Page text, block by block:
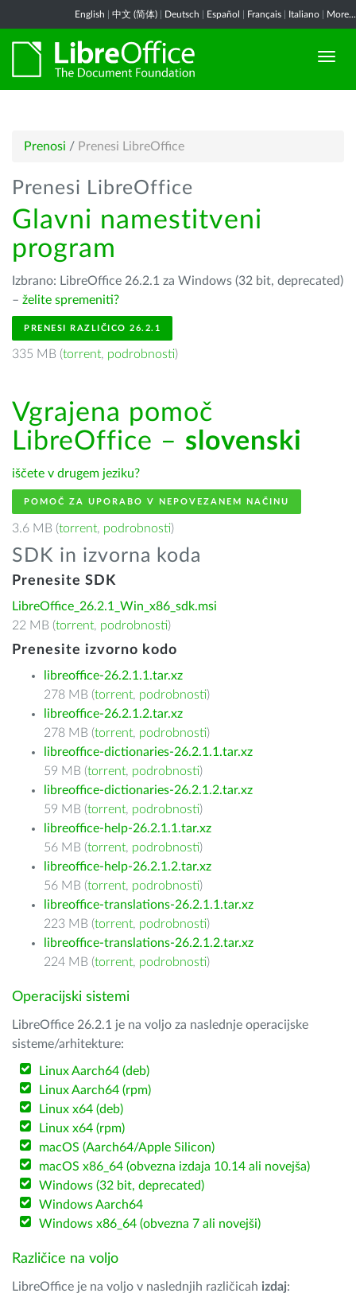
English 中文 (简体) Deutsch Español Français Italiano More...
Prenosi / Prenesi LibreOffice
Prenesi LibreOffice
Glavni namestitveni
program
Izbrano: LibreOffice 26.2.1 za Windows (32 bit, deprecated)
– želite spremeniti?
PRENESI RAZLIČICO 26.2.1
335 MB (torrent, podrobnosti)
Vgrajena pomoč
LibreOffice – slovenski
iščete v drugem jeziku?
POMOČ ZA UPORABO V NEPOVEZANEM NAČINU
3.6 MB (torrent, podrobnosti)
SDK in izvorna koda
Prenesite SDK
LibreOffice_26.2.1_Win_x86_sdk.msi
22 MB (torrent, podrobnosti)
Prenesite izvorno kodo
libreoffice-26.2.1.1.tar.xz
278 MB (torrent, podrobnosti)
libreoffice-26.2.1.2.tar.xz
278 MB (torrent, podrobnosti)
libreoffice-dictionaries-26.2.1.1.tar.xz
59 MB (torrent, podrobnosti)
libreoffice-dictionaries-26.2.1.2.tar.xz
59 MB (torrent, podrobnosti)
libreoffice-help-26.2.1.1.tar.xz
56 MB (torrent, podrobnosti)
libreoffice-help-26.2.1.2.tar.xz
56 MB (torrent, podrobnosti)
libreoffice-translations-26.2.1.1.tar.xz
223 MB (torrent, podrobnosti)
libreoffice-translations-26.2.1.2.tar.xz
224 MB (torrent, podrobnosti)
Operacijski sistemi
LibreOffice 26.2.1 je na voljo za naslednje operacijske
sisteme/arhitekture:
Linux Aarch64 (deb)
Linux Aarch64 (rpm)
Linux x64 (deb)
Linux x64 (rpm)
macOS (Aarch64/Apple Silicon)
macOS x86_64 (obvezna izdaja 10.14 ali novejša)
Windows (32 bit, deprecated)
Windows Aarch64
Windows x86_64 (obvezna 7 ali novejši)
Različice na voljo
LibreOffice je na voljo v naslednjih različicah izdaj: